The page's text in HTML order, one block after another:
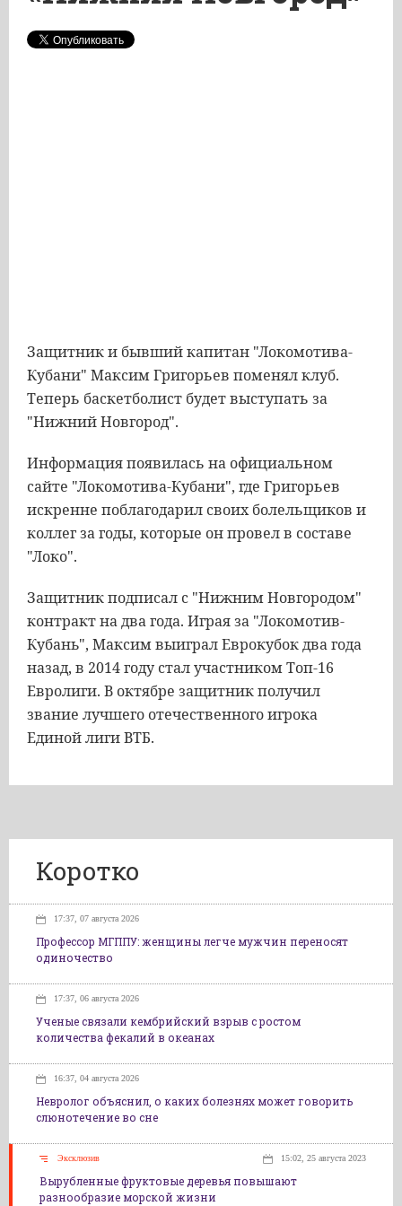
Защитник и бывший капитан "Локомотива-
Кубани" Максим Григорьев поменял клуб.
Теперь баскетболист будет выступать за
"Нижний Новгород".
Информация появилась на официальном
сайте "Локомотива-Кубани", где Григорьев
искренне поблагодарил своих болельщиков и
коллег за годы, которые он провел в составе
"Локо".
Защитник подписал с "Нижним Новгородом"
контракт на два года. Играя за "Локомотив-
Кубань", Максим выиграл Еврокубок два года
назад, в 2014 году стал участником Топ-16
Евролиги. В октябре защитник получил
звание лучшего отечественного игрока
Единой лиги ВТБ.
Коротко
17:37, 07 августа 2026
Профессор МГППУ: женщины легче мужчин переносят
одиночество
17:37, 06 августа 2026
Ученые связали кембрийский взрыв с ростом
количества фекалий в океанах
16:37, 04 августа 2026
Невролог объяснил, о каких болезнях может говорить
слюнотечение во сне
Эксклюзив 15:02, 25 августа 2023
Вырубленные фруктовые деревья повышают
разнообразие морской жизни